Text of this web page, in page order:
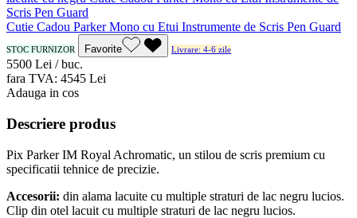
Cutie Cadou Parker Mono cu Etui Instrumente de Scris Pen Guard
STOC FURNIZOR Favorite Livrare: 4-6 zile
5500 Lei / buc.
fara TVA: 4545 Lei
Adauga in cos
Descriere produs
Pix Parker IM Royal Achromatic, un stilou de scris premium cu
specificatii tehnice de precizie.
Accesorii: din alama lacuite cu multiple straturi de lac negru lucios.
Clip din otel lacuit cu multiple straturi de lac negru lucios.